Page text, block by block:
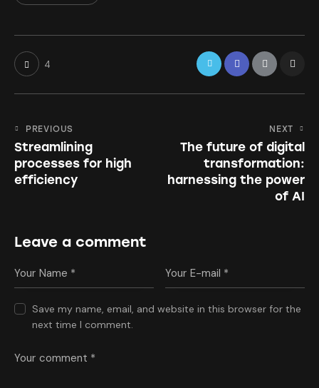
4
PREVIOUS
Streamlining
processes for high
efficiency
NEXT
The future of digital
transformation:
harnessing the power
of AI
Leave a comment
Save my name, email, and website in this browser for the
next time I comment.